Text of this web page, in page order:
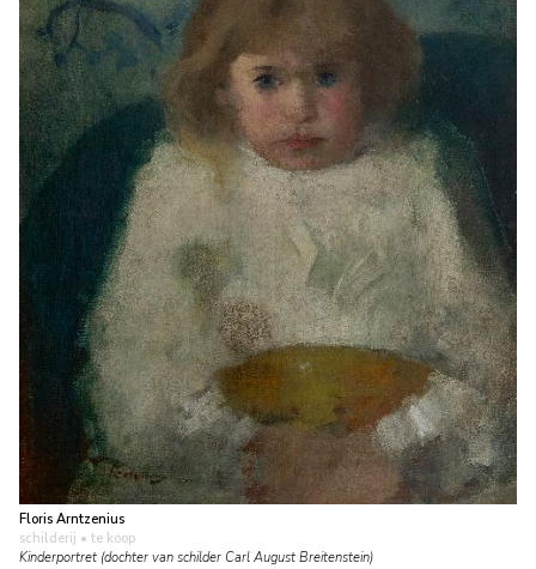
Floris Arntzenius
schilderij • te koop
Kinderportret (dochter van schilder Carl August Breitenstein)